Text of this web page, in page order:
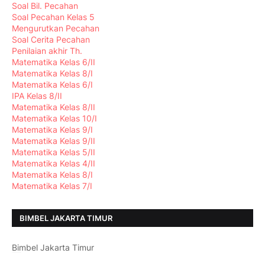
Soal Bil. Pecahan
Soal Pecahan Kelas 5
Mengurutkan Pecahan
Soal Cerita Pecahan
Penilaian akhir Th.
Matematika Kelas 6/II
Matematika Kelas 8/I
Matematika Kelas 6/I
IPA Kelas 8/II
Matematika Kelas 8/II
Matematika Kelas 10/I
Matematika Kelas 9/I
Matematika Kelas 9/II
Matematika Kelas 5/II
Matematika Kelas 4/II
Matematika Kelas 8/I
Matematika Kelas 7/I
BIMBEL JAKARTA TIMUR
Bimbel Jakarta Timur